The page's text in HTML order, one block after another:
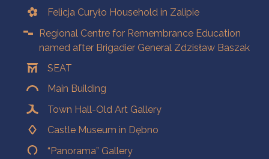
Felicja Curyło Household in Zalipie
Regional Centre for Remembrance Education
named after Brigadier General Zdzisław Baszak
SEAT
Main Building
Town Hall-Old Art Gallery
Castle Museum in Dębno
“Panorama” Gallery